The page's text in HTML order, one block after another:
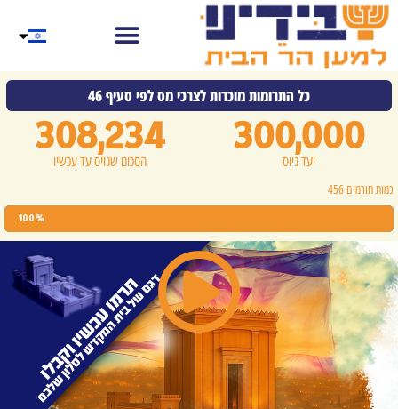
הסכום שגויס עד עכשיו
308,234
יעד גיוס
300,000
כל התרומות מוכרות לצרכי מס לפי סעיף 46
כמות תורמים 456
100%